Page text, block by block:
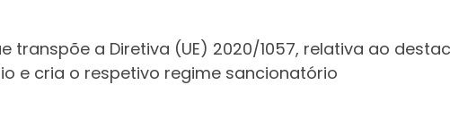
transpõe a Diretiva (UE) 2020/1057, relativa ao
e cria o respetivo regime sancionatório